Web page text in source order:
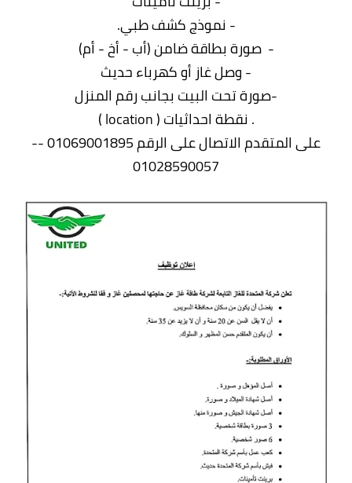
- نموذج كشف طبي.
- صورة بطاقة ضامن (أب - أخ - أم)
- وصل غاز أو كهرباء حديث
-صورة تحت البيت بجانب رقم المنزل
. نقطة احداثيات ( location )
على المتقدم الاتصال على الرقم 01069001895 --
01028590057